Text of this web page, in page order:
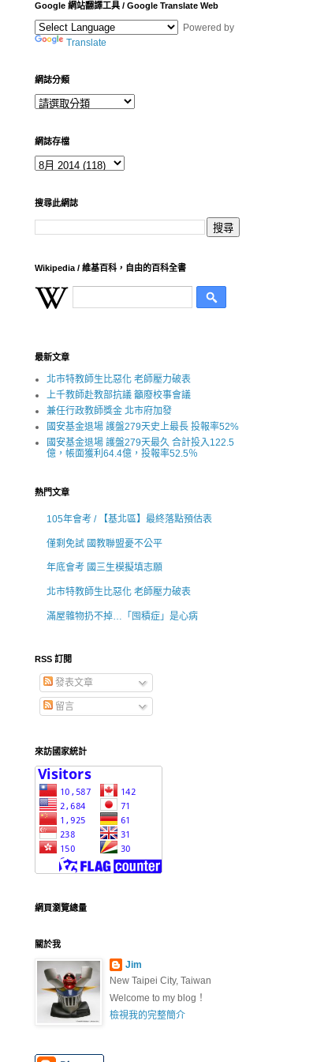
Google 網站翻譯工具 / Google Translate Web
Powered by
Translate
網誌分類
網誌存檔
搜尋此網誌
Wikipedia / 維基百科，自由的百科全書
最新文章
北市特教師生比惡化 老師壓力破表
上千教師赴教部抗議 籲廢校事會議
兼任行政教師獎金 北市府加發
國安基金退場 護盤279天史上最長 投報率52%
國安基金退場 護盤279天最久 合計投入122.5
億，帳面獲利64.4億，投報率52.5％
熱門文章
105年會考 / 【基北區】最終落點預估表
僅剩免試 國教聯盟憂不公平
年底會考 國三生模擬填志願
北市特教師生比惡化 老師壓力破表
滿屋雜物扔不掉…「囤積症」是心病
RSS 訂閱
發表文章
留言
來訪國家統計
網頁瀏覽總量
關於我
Jim
New Taipei City, Taiwan
Welcome to my blog！
檢視我的完整簡介